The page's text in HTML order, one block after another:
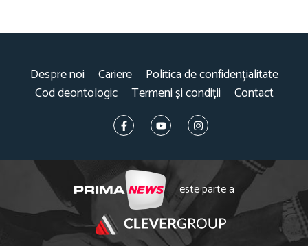
Despre noi Cariere
Politica de confidențialitate
Cod deontologic
Termeni și condiții Contact
este parte a